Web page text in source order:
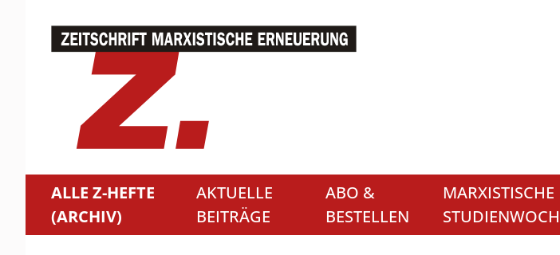
ALLE Z-HEFTE
(ARCHIV)
AKTUELLE
BEITRÄGE
ABO &
BESTELLEN
MARXISTISCHE